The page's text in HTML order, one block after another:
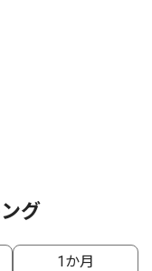
グ
1か月